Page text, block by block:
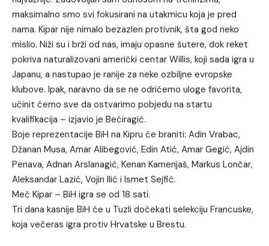
maksimalno smo svi fokusirani na utakmicu koja je pred
nama. Kipar nije nimalo bezazlen protivnik, šta god neko
mislio. Niži su i brži od nas, imaju opasne šutere, dok reket
pokriva naturalizovani američki centar Willis, koji sada igra u
Japanu, a nastupao je ranije za neke ozbiljne evropske
klubove. Ipak, naravno da se ne odričemo uloge favorita,
učinit ćemo sve da ostvarimo pobjedu na startu
kvalifikacija – izjavio je Bećiragić.
Boje reprezentacije BiH na Kipru će braniti: Adin Vrabac,
Džanan Musa, Amar Alibegović, Edin Atić, Amar Gegić, Ajdin
Penava, Adnan Arslanagić, Kenan Kamenjaš, Markus Lončar,
Aleksandar Lazić, Vojin Ilić i Ismet Sejfić.
Meč Kipar – BiH igra se od 18 sati.
Tri dana kasnije BiH će u Tuzli dočekati selekciju Francuske,
koja večeras igra protiv Hrvatske u Brestu.